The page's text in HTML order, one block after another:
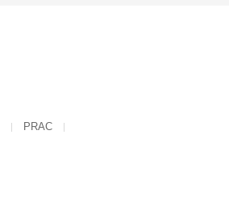
PRAC